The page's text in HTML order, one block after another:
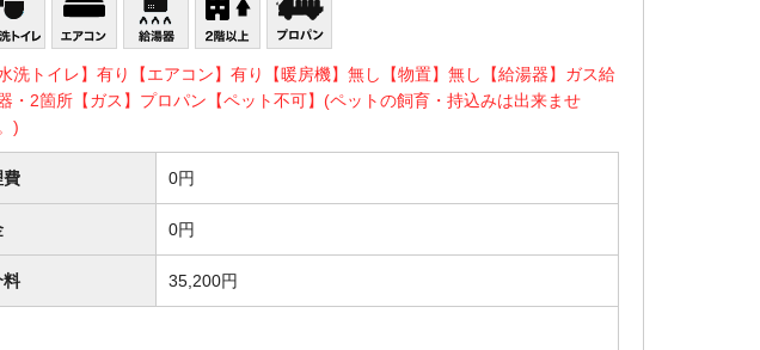
水洗トイレ】有り【エアコン】有り【暖房機】無し【物置】無し【給湯器】ガス給
・2箇所【ガス】プロパン【ペット不可】(ペットの飼育・持込みは出来ませ
)
費 0円
0円
料 35,200円